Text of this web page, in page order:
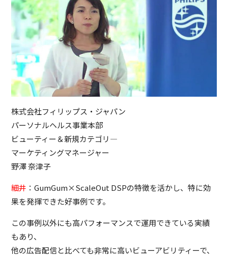
株式会社フィリップス・ジャパン
パーソナルヘルス事業本部
ビューティー＆新規カテゴリ―
マーケティングマネージャー
野澤 奈津子
細井 ：GumGum×ScaleOut DSPの特徴を活かし、特に効
果を発揮できた好事例です。
この事例以外にも高パフォーマンスで運用できている実績
もあり、
他の広告配信と比べても非常に高いビューアビリティーで、